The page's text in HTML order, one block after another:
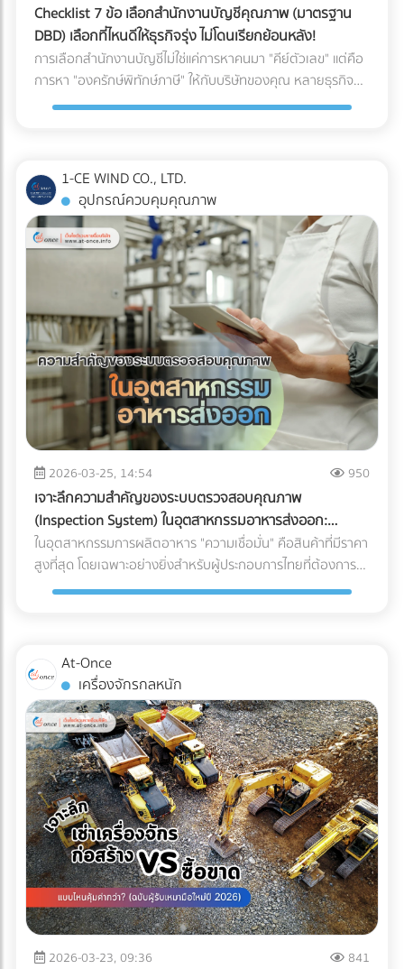
Checklist 7 ข้อ เลือกสำนักงานบัญชีคุณภาพ (มาตรฐาน
DBD) เลือกที่ไหนดีให้ธุรกิจรุ่ง ไม่โดนเรียกย้อนหลัง!
การเลือกสำนักงานบัญชีไม่ใช่แค่การหาคนมา "คีย์ตัวเลข" แต่คือ
การหา "องครักษ์พิทักษ์ภาษี" ให้กับบริษัทของคุณ หลายธุรกิจ
ต้องปิดตัวลงหรือเสียกำไรมหาศาลเพียงเพราะการจัดการบัญชีที่
คุ้มค่าและปลอดภัยที่สุด
1-CE WIND CO., LTD.
อุปกรณ์ควบคุมคุณภาพ
2026-03-25, 14:54 950
เจาะลึกความสำคัญของระบบตรวจสอบคุณภาพ
(Inspection System) ในอุตสาหกรรมอาหารส่งออก:
ปราการด่านสุดท้ายสู่ตลาดโลก
ในอุตสาหกรรมการผลิตอาหาร "ความเชื่อมั่น" คือสินค้าที่มีราคา
สูงที่สุด โดยเฉพาะอย่างยิ่งสำหรับผู้ประกอบการไทยที่ต้องการ
ส่งออกสินค้าไปยังตลาดต่างประเทศที่มีมาตรฐานเข้มงวดอย่าง
อัตโนมัติ หรือ Inspection System จึงไม่ใช่แค่เครื่องจักรในสาย
การผลิต แต่มันคือ "ผู้พิทักษ์แบรนด์" ที่ป้องกันความผิดพลาดที่
อาจทำลายธุรกิจได้ในชั่วข้ามคืน
At-Once
เครื่องจักรกลหนัก
2026-03-23, 09:36 841